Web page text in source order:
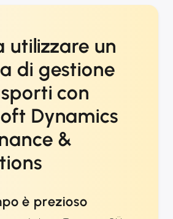
utilizzare un
di gestione
con
Dynamics
&
è prezioso